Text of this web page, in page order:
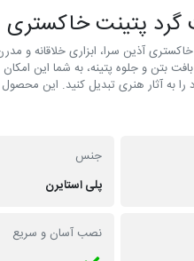
خاکستری آذین سرا، ابزاری
بافت بتن و جلوه پتینه، به شما این
به آثار هنری تبدیل کنید. این
جنس
پلی استایرن
نصب آسان و سریع